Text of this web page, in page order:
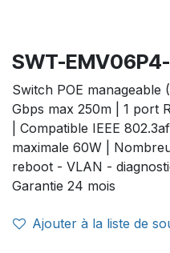
SWT-EMV06P4-
Switch POE
Gbps max 250m | 1 port
| Compatible IEEE
maximale 60W |
reboot - VLAN -
Garantie 24 mois
Ajouter à la liste de